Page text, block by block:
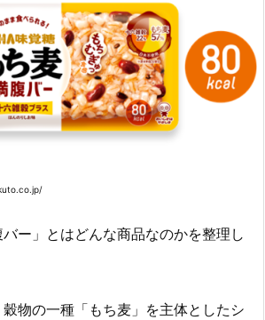
ー」とはどんな商品なのかを整理し
物の一種「もち麦」を主体としたシ